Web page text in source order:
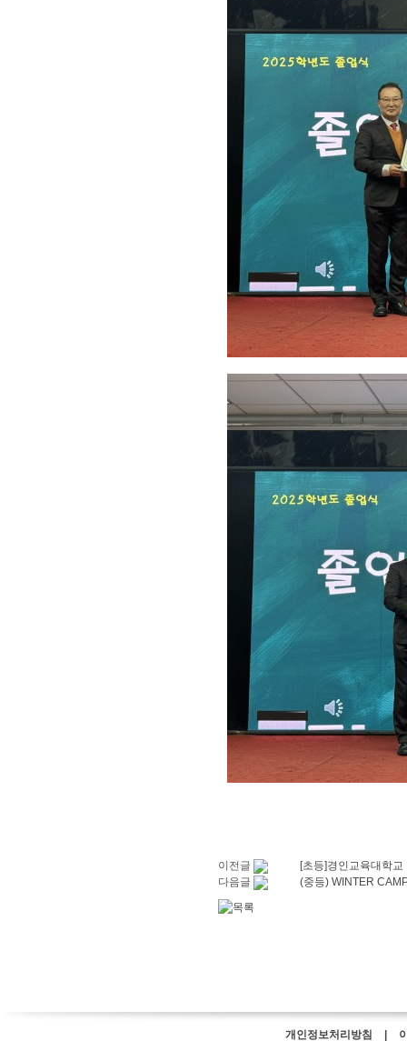
이전글
[초등]경인교육대학
다음글
(중등) WINTER
개인정보처리방침 |